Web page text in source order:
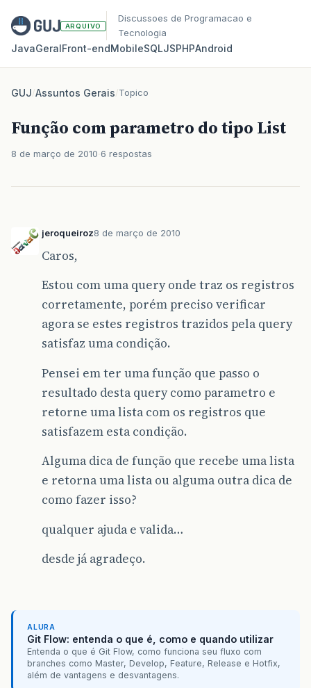
ARQUIVO
Discussoes de Programacao e
Tecnologia
JavaGeralFront‑endMobileSQLJSPHPAndroid
GUJ/Assuntos Gerais/Topico
Função com parametro do tipo List
8 de março de 2010 6 respostas
jeroqueiroz8 de março de 2010
Caros,
Estou com uma query onde traz os registros
corretamente, porém preciso verificar
agora se estes registros trazidos pela query
satisfaz uma condição.
Pensei em ter uma função que passo o
resultado desta query como parametro e
retorne uma lista com os registros que
satisfazem esta condição.
Alguma dica de função que recebe uma lista
e retorna uma lista ou alguma outra dica de
como fazer isso?
qualquer ajuda e valida…
desde já agradeço.
ALURA
Git Flow: entenda o que é, como e quando utilizar
Entenda o que é Git Flow, como funciona seu fluxo com
branches como Master, Develop, Feature, Release e Hotfix,
além de vantagens e desvantagens.